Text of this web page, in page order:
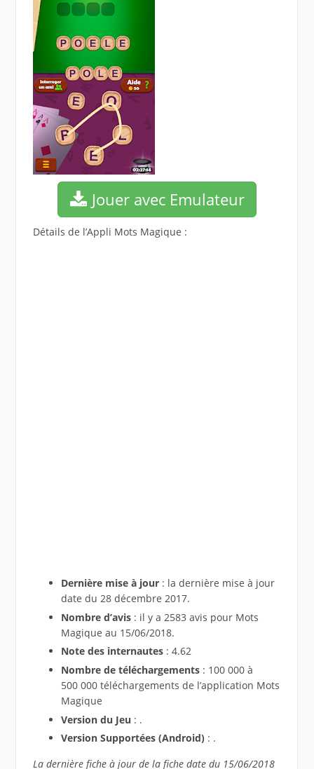
Jouer avec Emulateur
Détails de l’Appli Mots Magique :
Dernière mise à jour: la dernière mise à jour
date du 28 décembre 2017.
Nombre d’avis: il y a 2583 avis pour Mots
Magique au 15/06/2018.
Note des internautes: 4.62
Nombre de téléchargements : 100 000 à
500 000 téléchargements de l’application Mots
Magique
Version du Jeu : .
Version Supportées (Android): .
La dernière fiche à jour de la fiche date du 15/06/2018